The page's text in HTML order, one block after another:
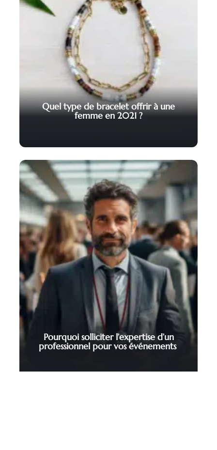
Quel type de bracelet offrir à une
femme en 2021 ?
Pourquoi solliciter l’expertise d’un
professionnel pour vos événements